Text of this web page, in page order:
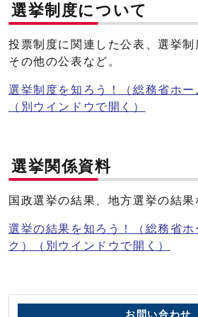
選挙制度について
投票制度に関連した公表、選挙制
その他の公表など。
選挙制度を知ろう！（総務省ホー
（別ウインドウで開く）
選挙関係資料
国政選挙の結果、地方選挙の結果
選挙の結果を知ろう！（総務省
ク）
（別ウインドウで開く）
お問い合わせ